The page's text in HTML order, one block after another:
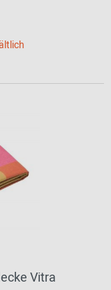
Vitra